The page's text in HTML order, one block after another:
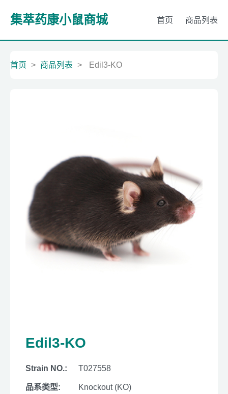
集萃药康小鼠商城 首页 商品列表
首页 > 商品列表 > Edil3-KO
Edil3-KO
Strain NO.: T027558
品系类型: Knockout (KO)